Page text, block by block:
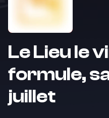
Le Lieu le
formule,
juillet